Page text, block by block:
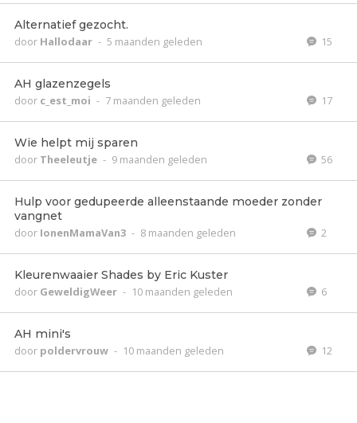
Alternatief gezocht.
door Hallodaar - 5 maanden geleden 15
AH glazenzegels
door c_est_moi - 7 maanden geleden 17
Wie helpt mij sparen
door Theeleutje - 9 maanden geleden 56
Hulp voor gedupeerde alleenstaande moeder zonder
vangnet
door IonenMamaVan3 - 8 maanden geleden 2
Kleurenwaaier Shades by Eric Kuster
door GeweldigWeer - 10 maanden geleden 6
AH mini's
door poldervrouw - 10 maanden geleden 12